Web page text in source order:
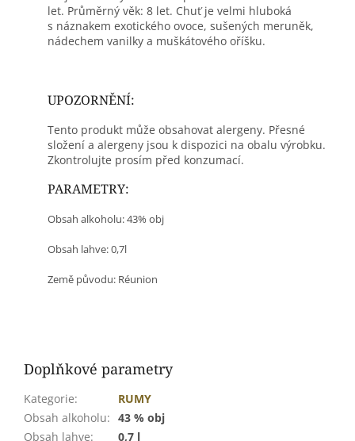
let. Průměrný věk: 8 let. Chuť je velmi hluboká
s náznakem exotického ovoce, sušených meruněk,
nádechem vanilky a muškátového oříšku.
UPOZORNĚNÍ:
Tento produkt může obsahovat alergeny. Přesné
složení a alergeny jsou k dispozici na obalu výrobku.
Zkontrolujte prosím před konzumací.
PARAMETRY:
Obsah alkoholu: 43% obj
Obsah lahve: 0,7l
Země původu: Réunion
Doplňkové parametry
Kategorie:
RUMY
Obsah alkoholu: 43 % obj
Obsah lahve: 0,7 l